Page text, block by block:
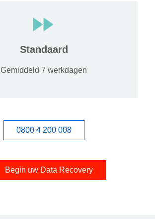
Standaard
Gemiddeld 7 werkdagen
0800 4 200 008
Begin uw Data Recovery